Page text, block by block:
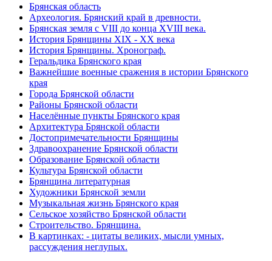
Брянская область
Археология. Брянский край в древности.
Брянская земля с VIII до конца XVIII века.
История Брянщины XIX - XX века
История Брянщины. Хронограф.
Геральдика Брянского края
Важнейшие военные сражения в истории Брянского
края
Города Брянской области
Районы Брянской области
Населённые пункты Брянского края
Архитектура Брянской области
Достопримечательности Брянщины
Здравоохранение Брянской области
Образование Брянской области
Культура Брянской области
Брянщина литературная
Художники Брянской земли
Музыкальная жизнь Брянского края
Сельское хозяйство Брянской области
Строительство. Брянщина.
В картинках: - цитаты великих, мысли умных,
рассуждения неглупых.